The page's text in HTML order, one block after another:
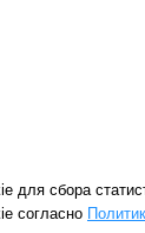
сбора
согласно